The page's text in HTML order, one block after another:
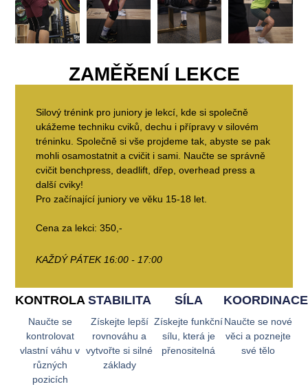
ZAMĚŘENÍ LEKCE
Silový trénink pro juniory je lekcí, kde si společně
ukážeme techniku cviků, dechu i přípravy v silovém
tréninku. Společně si vše projdeme tak, abyste se pak
mohli osamostatnit a cvičit i sami. Naučte se správně
cvičit benchpress, deadlift, dřep, overhead press a
další cviky!
Pro začínající juniory ve věku 15-18 let.
Cena za lekci: 350,-
KAŽDÝ PÁTEK 16:00 - 17:00
KONTROLA
Naučte se
kontrolovat
vlastní váhu v
různých
pozicích
STABILITA
Získejte lepší
rovnováhu a
vytvořte si silné
základy
SÍLA
Získejte funkční
sílu, která je
přenositelná
KOORDINACE
Naučte se nové
věci a poznejte
své tělo